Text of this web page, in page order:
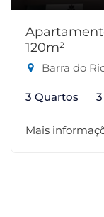
120m²
Barra do
3 Quartos
Mais